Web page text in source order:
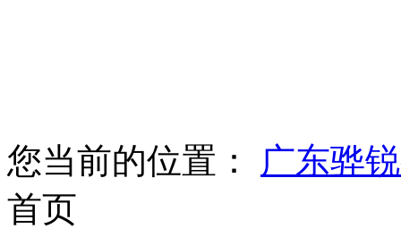
您当前的位置：
广东骅
首页